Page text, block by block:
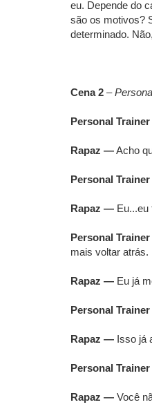
eu. Depende do
são os motivos?
determinado.
Cena 2 –
Personal
Rapaz —Acho
Personal
Rapaz —
Personal
mais voltar atrás.
Rapaz — Eu já
Personal
Rapaz — Isso já
Personal
Rapaz — Você